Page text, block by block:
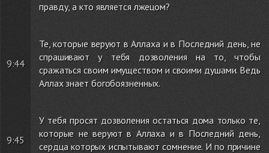
правду, а кто является лжецом?
9:44
Те, которые веруют в Аллаха и в Последний день, не
спрашивают у тебя дозволения на то, чтобы
сражаться своим имуществом и своими душами. Ведь
Аллах знает богобоязненных.
9:45
У тебя просят дозволения остаться дома только те,
которые не веруют в Аллаха и в Последний день,
сердца которых испытывают сомнение. И по причине